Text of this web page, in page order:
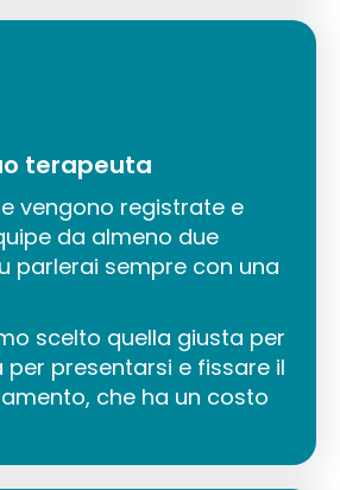
terapeuta
vengono registrate e
da almeno due
parlerai sempre con una
scelto quella giusta per
presentarsi e fissare il
che ha un costo